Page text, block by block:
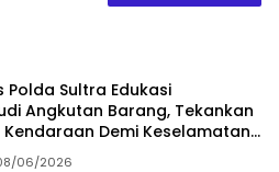
Polda Sultra Edukasi
Angkutan Barang, Tekankan
Kendaraan Demi Keselamatan
06/2026